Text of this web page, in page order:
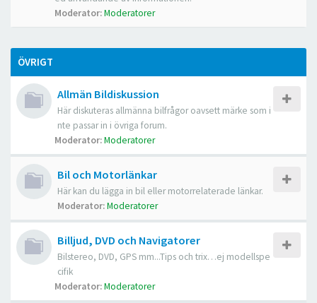
Moderator:Moderatorer
ÖVRIGT
Allmän Bildiskussion
Här diskuteras allmänna bilfrågor oavsett märke som i
nte passar in i övriga forum.
Moderator:Moderatorer
Bil och Motorlänkar
Här kan du lägga in bil eller motorrelaterade länkar.
Moderator:Moderatorer
Billjud, DVD och Navigatorer
Bilstereo, DVD, GPS mm...Tips och trix…ej modellspe
cifik
Moderator:Moderatorer